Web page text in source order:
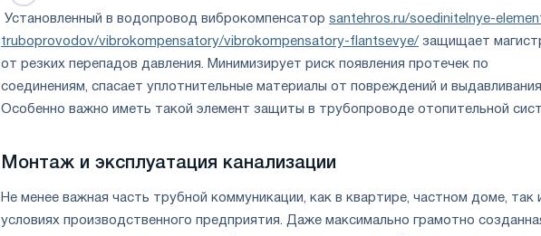
Установленный в водопровод виброкомпенсатор santehros.ru/soedinitelnye-
truboprovodov/vibrokompensatory/vibrokompensatory-flantsevye/ защищает
от резких перепадов давления. Минимизирует риск появления протечек по
соединениям, спасает уплотнительные материалы от повреждений и
Особенно важно иметь такой элемент защиты в трубопроводе отопительной
Монтаж и эксплуатация канализации
Не менее важная часть трубной коммуникации, как в квартире, частном доме, так
условиях производственного предприятия. Даже максимально грамотно